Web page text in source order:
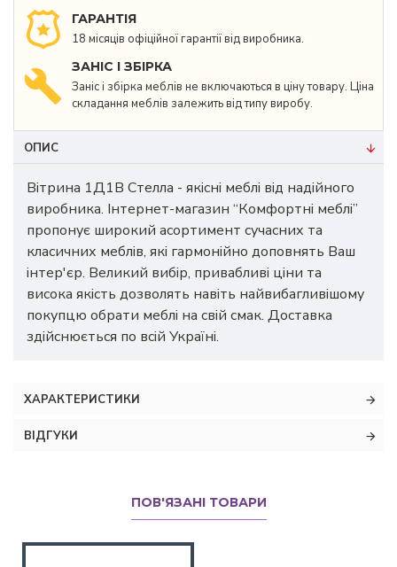
ГАРАНТІЯ
18 місяців офіційної гарантії від виробника.
ЗАНІС І ЗБІРКА
Заніс і збірка меблів не включаються в ціну товару. Ціна
складання меблів залежить від типу виробу.
ОПИС
Вітрина 1Д1В Стелла - якісні меблі від надійного
виробника. Інтернет-магазин “Комфортні меблі”
пропонує широкий асортимент сучасних та
класичних меблів, які гармонійно доповнять Ваш
інтер'єр. Великий вибір, привабливі ціни та
висока якість дозволять навіть найвибагливішому
покупцю обрати меблі на свій смак. Доставка
здійснюється по всій Україні.
ХАРАКТЕРИСТИКИ
ВІДГУКИ
ПОВ'ЯЗАНІ ТОВАРИ